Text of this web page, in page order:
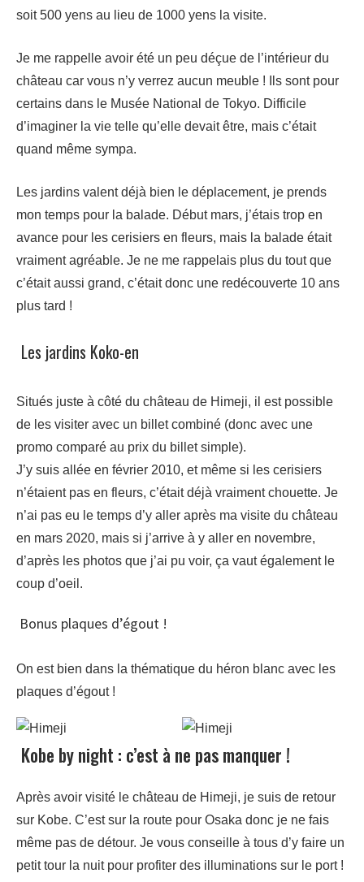
soit 500 yens au lieu de 1000 yens la visite.
Je me rappelle avoir été un peu déçue de l’intérieur du
château car vous n’y verrez aucun meuble ! Ils sont pour
certains dans le Musée National de Tokyo. Difficile
d’imaginer la vie telle qu’elle devait être, mais c’était
quand même sympa.
Les jardins valent déjà bien le déplacement, je prends
mon temps pour la balade. Début mars, j’étais trop en
avance pour les cerisiers en fleurs, mais la balade était
vraiment agréable. Je ne me rappelais plus du tout que
c’était aussi grand, c’était donc une redécouverte 10 ans
plus tard !
Les jardins Koko-en
Situés juste à côté du château de Himeji, il est possible
de les visiter avec un billet combiné (donc avec une
promo comparé au prix du billet simple).
J’y suis allée en février 2010, et même si les cerisiers
n’étaient pas en fleurs, c’était déjà vraiment chouette. Je
n’ai pas eu le temps d’y aller après ma visite du château
en mars 2020, mais si j’arrive à y aller en novembre,
d’après les photos que j’ai pu voir, ça vaut également le
coup d’oeil.
Bonus plaques d’égout !
On est bien dans la thématique du héron blanc avec les
plaques d’égout !
Kobe by night : c’est à ne pas manquer !
Après avoir visité le château de Himeji, je suis de retour
sur Kobe. C’est sur la route pour Osaka donc je ne fais
même pas de détour. Je vous conseille à tous d’y faire un
petit tour la nuit pour profiter des illuminations sur le port !